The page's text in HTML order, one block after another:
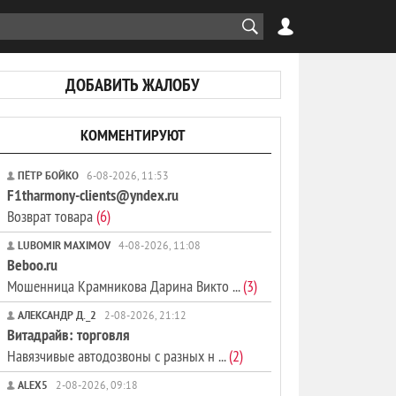
ДОБАВИТЬ ЖАЛОБУ
КОММЕНТИРУЮТ
ПЁТР БОЙКО 6-08-2026, 11:53
F1tharmony-clients@yndex.ru
Возврат товара(6)
LUBOMIR MAXIMOV 4-08-2026, 11:08
Beboo.ru
Мошенница Крамникова Дарина Викто ...(3)
АЛЕКСАНДР Д._2 2-08-2026, 21:12
Витадрайв: торговля
Навязчивые автодозвоны с разных н ...(2)
ALEX5 2-08-2026, 09:18